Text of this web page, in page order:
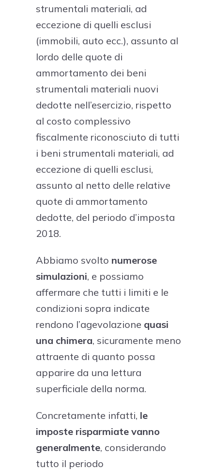
strumentali materiali, ad
eccezione di quelli esclusi
(immobili, auto ecc.), assunto al
lordo delle quote di
ammortamento dei beni
strumentali materiali nuovi
dedotte nell’esercizio, rispetto
al costo complessivo
fiscalmente riconosciuto di tutti
i beni strumentali materiali, ad
eccezione di quelli esclusi,
assunto al netto delle relative
quote di ammortamento
dedotte, del periodo d’imposta
2018.
Abbiamo svolto numerose
simulazioni, e possiamo
affermare che tutti i limiti e le
condizioni sopra indicate
rendono l’agevolazione quasi
una chimera, sicuramente meno
attraente di quanto possa
apparire da una lettura
superficiale della norma.
Concretamente infatti, le
imposte risparmiate vanno
generalmente, considerando
tutto il periodo